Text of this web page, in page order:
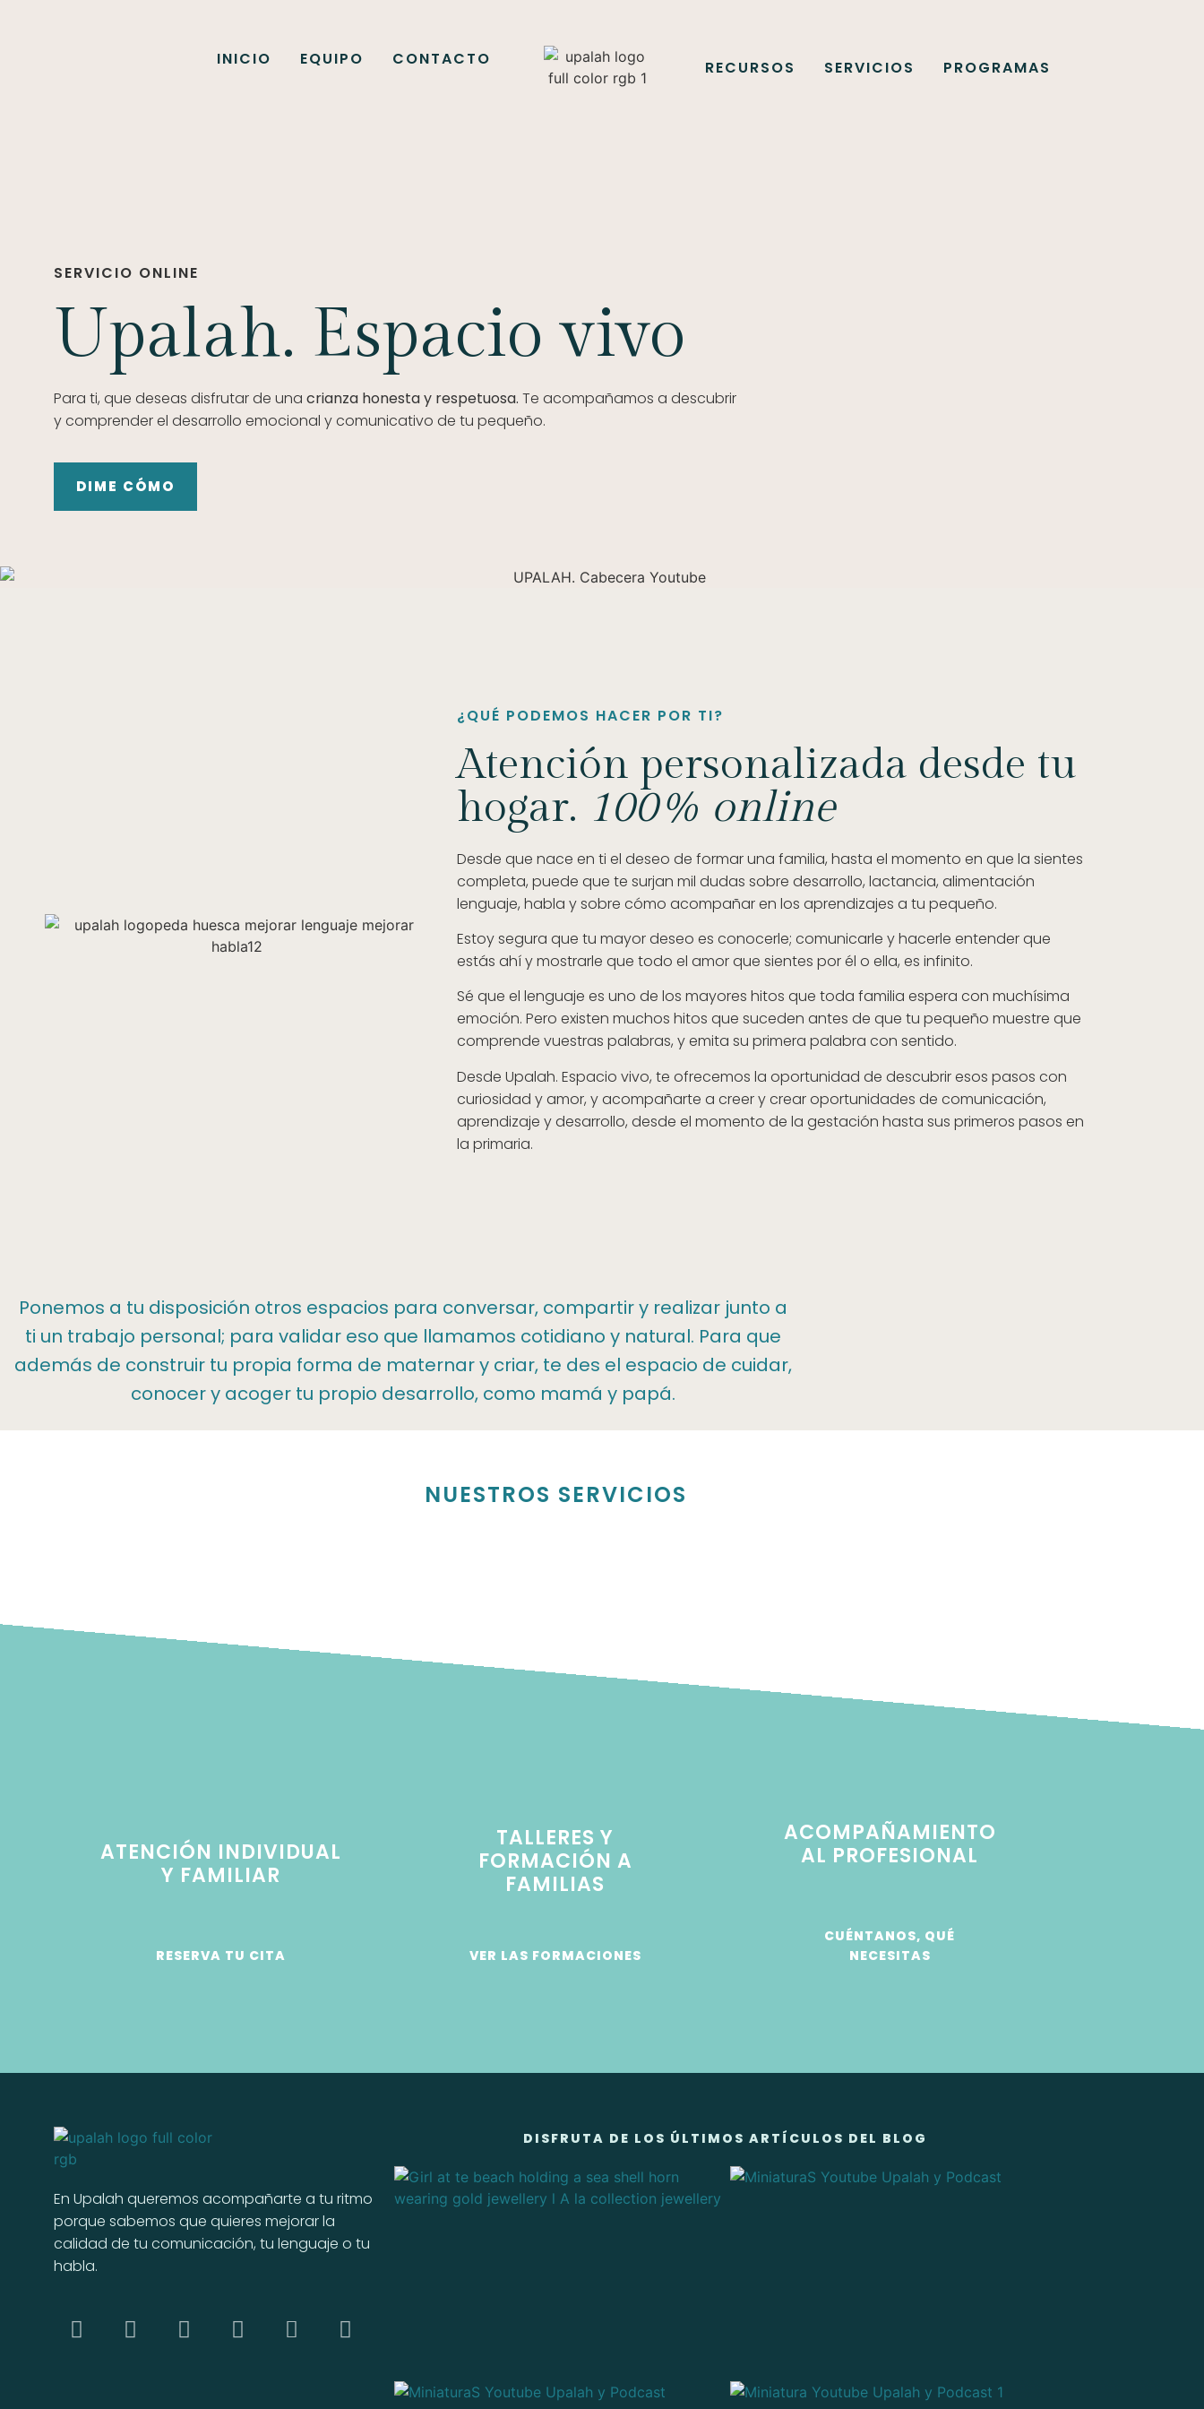
INICIO EQUIPO CONTACTO RECURSOS SERVICIOS PROGRAMAS
SERVICIO ONLINE
Upalah. Espacio vivo
Para ti, que deseas disfrutar de una crianza honesta y respetuosa. Te acompañamos a descubrir
y comprender el desarrollo emocional y comunicativo de tu pequeño.
DIME CÓMO
¿QUÉ PODEMOS HACER POR TI?
Atención personalizada desde tu
hogar. 100% online
Desde que nace en ti el deseo de formar una familia, hasta el momento en que la sientes
completa, puede que te surjan mil dudas sobre desarrollo, lactancia, alimentación
lenguaje, habla y sobre cómo acompañar en los aprendizajes a tu pequeño.
Estoy segura que tu mayor deseo es conocerle; comunicarle y hacerle entender que
estás ahí y mostrarle que todo el amor que sientes por él o ella, es infinito.
Sé que el lenguaje es uno de los mayores hitos que toda familia espera con muchísima
emoción. Pero existen muchos hitos que suceden antes de que tu pequeño muestre que
comprende vuestras palabras, y emita su primera palabra con sentido.
Desde Upalah. Espacio vivo, te ofrecemos la oportunidad de descubrir esos pasos con
curiosidad y amor, y acompañarte a creer y crear oportunidades de comunicación,
aprendizaje y desarrollo, desde el momento de la gestación hasta sus primeros pasos en
la primaria.
Ponemos a tu disposición otros espacios para conversar, compartir y realizar junto a
ti un trabajo personal; para validar eso que llamamos cotidiano y natural. Para que
además de construir tu propia forma de maternar y criar, te des el espacio de cuidar,
conocer y acoger tu propio desarrollo, como mamá y papá.
NUESTROS SERVICIOS
ATENCIÓN INDIVIDUAL
Y FAMILIAR
RESERVA TU CITA
TALLERES Y
FORMACIÓN A
FAMILIAS​
VER LAS FORMACIONES
​ACOMPAÑAMIENTO
AL PROFESIONAL
CUÉNTANOS, QUÉ
NECESITAS
En Upalah queremos acompañarte a tu ritmo
porque sabemos que quieres mejorar la
calidad de tu comunicación, tu lenguaje o tu
habla.
DISFRUTA DE LOS ÚLTIMOS ARTÍCULOS DEL BLOG